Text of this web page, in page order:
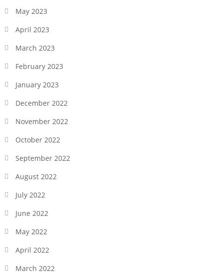
May 2023
April 2023
March 2023
February 2023
January 2023
December 2022
November 2022
October 2022
September 2022
August 2022
July 2022
June 2022
May 2022
April 2022
March 2022